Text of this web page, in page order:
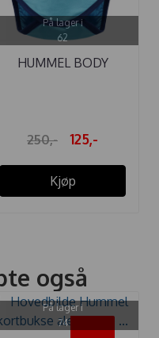
På lager i
62
HUMMEL BODY
250,- 125,-
Kjøp
også
-50%
På lager i
74